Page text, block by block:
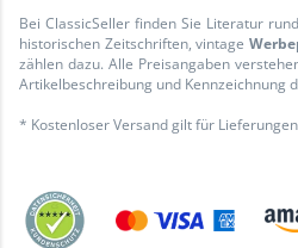
Bei ClassicSeller finden Sie Literatur
historischen Zeitschriften, vintage
zählen dazu. Alle Preisangaben
Artikelbeschreibung und Kennzeichnung
* Kostenloser Versand gilt für